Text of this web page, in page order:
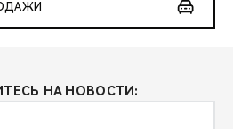
НА НОВОСТИ: